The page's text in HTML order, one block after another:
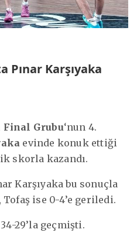
Pınar Karşıyaka
Grubu‘nun 4.
evinde konuk ettiği
skorla kazandı.
Karşıyaka bu sonuçla
ise 0-4’e geriledi.
29’la geçmişti.